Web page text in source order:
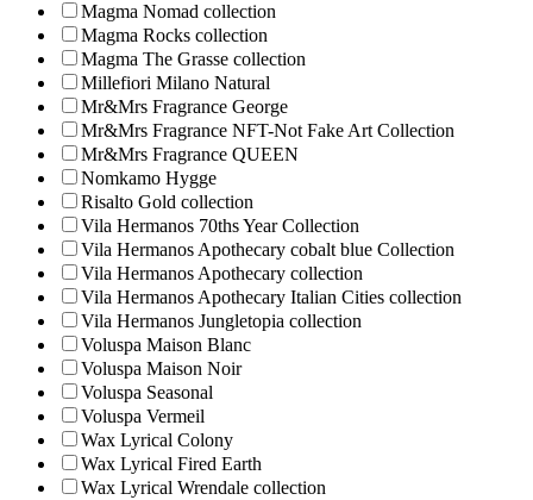
Magma Nomad collection
Magma Rocks collection
Magma The Grasse collection
Millefiori Milano Natural
Mr&Mrs Fragrance George
Mr&Mrs Fragrance NFT-Not Fake Art Collection
Mr&Mrs Fragrance QUEEN
Nomkamo Hygge
Risalto Gold collection
Vila Hermanos 70ths Year Collection
Vila Hermanos Apothecary cobalt blue Collection
Vila Hermanos Apothecary collection
Vila Hermanos Apothecary Italian Cities collection
Vila Hermanos Jungletopia collection
Voluspa Maison Blanc
Voluspa Maison Noir
Voluspa Seasonal
Voluspa Vermeil
Wax Lyrical Colony
Wax Lyrical Fired Earth
Wax Lyrical Wrendale collection